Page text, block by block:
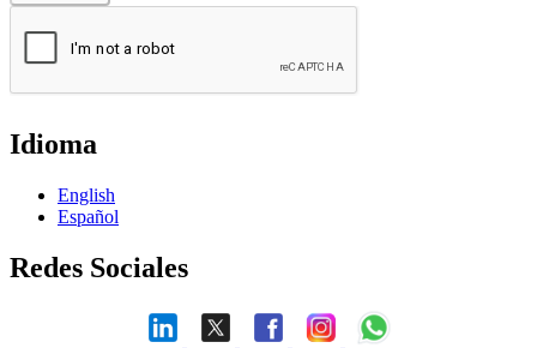
Idioma
English
Español
Redes Sociales